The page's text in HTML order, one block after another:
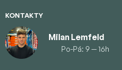
KONTAKTY
Milan Lemfeld
Po-Pá: 9 — 16h